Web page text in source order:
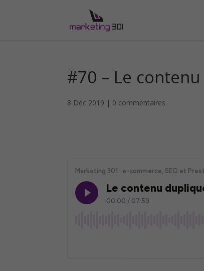
#70 – Le
8 Déc 2019 | 0 commentaires